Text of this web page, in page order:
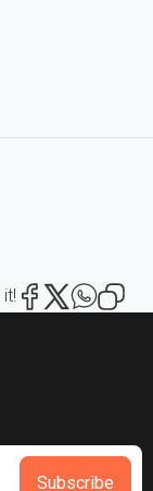
it!
Subscribe